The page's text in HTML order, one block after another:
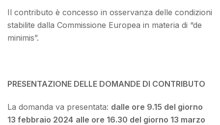
Il contributo è concesso in osservanza delle condizioni
stabilite dalla Commissione Europea in materia di “de
minimis”.
PRESENTAZIONE DELLE DOMANDE DI CONTRIBUTO
La domanda va presentata: dalle ore 9.15 del giorno
13 febbraio 2024 alle ore 16.30 del giorno 13 marzo